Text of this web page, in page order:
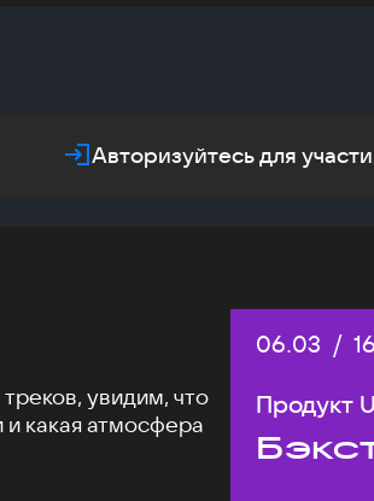
Авторизуйтесь для
увидим, что
какая атмосфера
Дата:
06.03 /
Продукт